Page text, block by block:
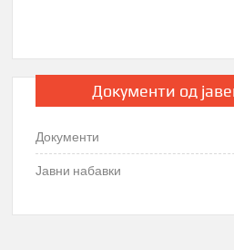
Документи од
Документи
Јавни набавки